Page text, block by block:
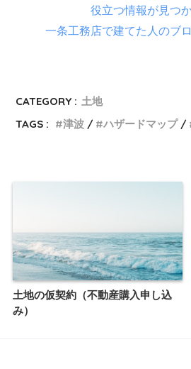
役立つ情報が見つ
一条工務店で建てた人のブ
CATEGORY : 土地
TAGS :
津波 ハザードマップ
土地の仮契約（不動産購入申し込
み）